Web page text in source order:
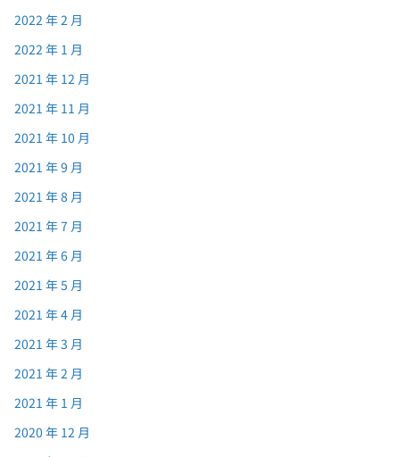
2022 年 2 月
2022 年 1 月
2021 年 12 月
2021 年 11 月
2021 年 10 月
2021 年 9 月
2021 年 8 月
2021 年 7 月
2021 年 6 月
2021 年 5 月
2021 年 4 月
2021 年 3 月
2021 年 2 月
2021 年 1 月
2020 年 12 月